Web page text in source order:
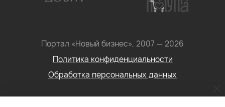
Портал «Новый бизнес», 2007 — 2026
Политика конфиденциальности
Обработка персональных данных